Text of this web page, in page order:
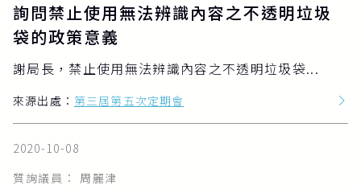
詢問禁止使用無法辨識內容之不透明垃圾
袋的政策意義
謝局長，禁止使用無法辨識內容之不透明垃圾袋...
來源出處： 第三屆第五次定期會
2020-10-08
質詢議員： 周麗津